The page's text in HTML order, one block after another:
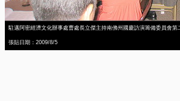
駐邁阿密經濟文化辦事處曹處長立傑主持南佛州國慶訪演籌備委員會第
張貼日期：2009/8/5